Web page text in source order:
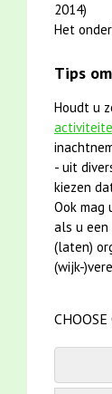
2014)
Het
Tips
Houdt u
- uit
kiezen
Ook mag
als u
(laten)
(wijk-